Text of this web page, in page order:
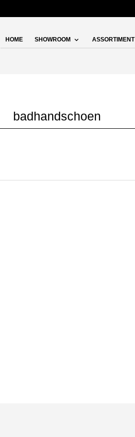
HOME SHOWROOM ASSORTIMENT
badhandschoen